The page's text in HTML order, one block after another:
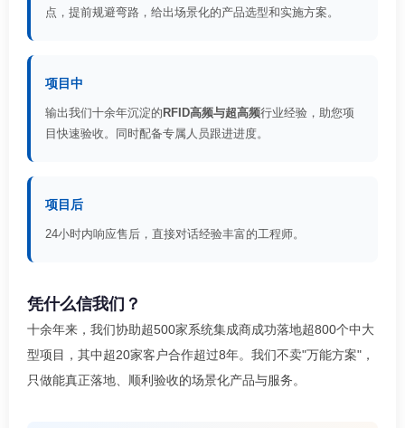
点，提前规避弯路，给出场景化的产品选型和实施方案。
项目中
输出我们十余年沉淀的 RFID高频与超高频行业经验，助您项
目快速验收。同时配备专属人员跟进进度。
项目后
24小时内响应售后，直接对话经验丰富的工程师。
凭什么信我们？
十余年来，我们协助超500家系统集成商成功落地超800个中大
型项目，其中超20家客户合作超过8年。我们不卖"万能方案"，
只做能真正落地、顺利验收的场景化产品与服务。